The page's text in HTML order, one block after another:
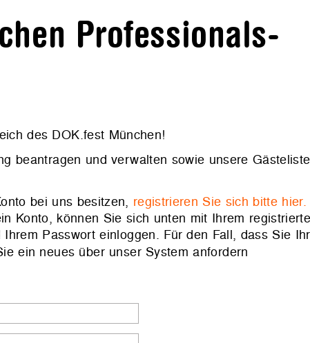
Professionals-
des DOK.fest München!
beantragen und verwalten sowie unsere
bei uns besitzen, registrieren Sie sich bitte hier.
Konto, können Sie sich unten mit Ihrem
Passwort einloggen. Für den Fall, dass Sie
ein neues über unser System anfordern